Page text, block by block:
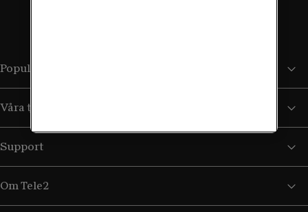
Populära sidor
Våra tjänster
Support
Om Tele2